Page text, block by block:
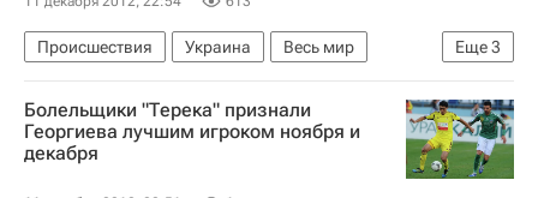
Еще3
Происшествия Украина
Весь мир
Европа
Европейский суд по правам человека (ЕСПЧ)
Ту-154
Болельщики "Терека" признали
Георгиева лучшим игроком ноября и
декабря